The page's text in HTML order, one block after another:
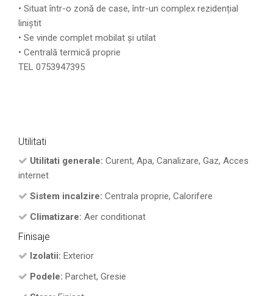
• Situat într-o zonă de case, într-un complex rezidențial
liniștit
• Se vinde complet mobilat și utilat
• Centrală termică proprie
TEL 0753947395
Utilitati
Utilitati generale: Curent, Apa, Canalizare, Gaz, Acces
internet
Sistem incalzire: Centrala proprie, Calorifere
Climatizare: Aer conditionat
Finisaje
Izolatii: Exterior
Podele: Parchet, Gresie